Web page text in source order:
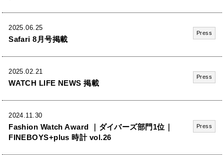
2025.06.25
Safari 8月号掲載
Press
2025.02.21
WATCH LIFE NEWS 掲載
Press
2024.11.30
Fashion Watch Award ｜ダイバーズ部門1位｜
FINEBOYS+plus 時計 vol.26
Press